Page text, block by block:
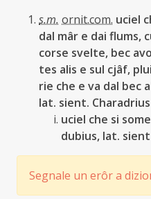
s.m. ornit.com. uciel
dal mâr e dai flums,
corse svelte, bec
tes alis e sul cjâf,
rie che e va dal bec
lat. sient.
uciel che si
dubius, lat.
Segnale un erôr a